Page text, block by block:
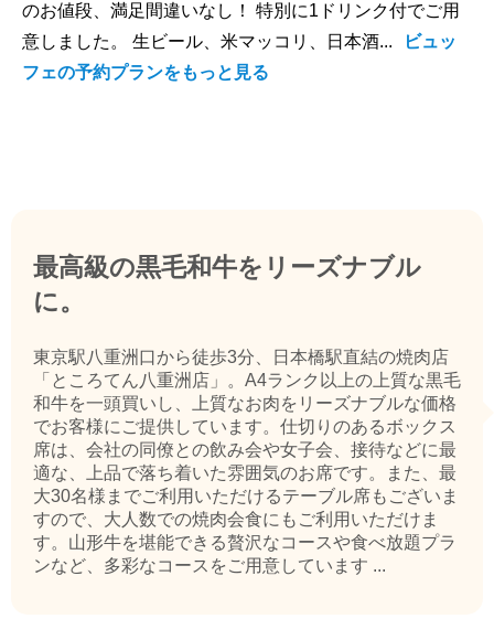
のお値段、満足間違いなし！ 特別に1ドリンク付でご用
意しました。 生ビール、米マッコリ、日本酒...
ビュッ
フェの予約プランをもっと見る
最高級の黒毛和牛をリーズナブル
に。
東京駅八重洲口から徒歩3分、日本橋駅直結の焼肉店
「ところてん八重洲店」。A4ランク以上の上質な黒毛
和牛を一頭買いし、上質なお肉をリーズナブルな価格
でお客様にご提供しています。仕切りのあるボックス
席は、会社の同僚との飲み会や女子会、接待などに最
適な、上品で落ち着いた雰囲気のお席です。また、最
大30名様までご利用いただけるテーブル席もございま
すので、大人数での焼肉会食にもご利用いただけま
す。山形牛を堪能できる贅沢なコースや食べ放題プラ
ンなど、多彩なコースをご用意しています ...